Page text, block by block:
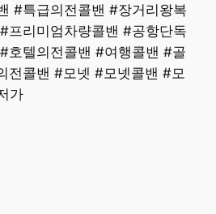
#특급의전콜밴 #장거리왕복
프리미엄차량콜밴 #공항단독
호텔의전콜밴 #여행콜밴 #골
전콜밴 #모넷 #모넷콜밴 #모
가